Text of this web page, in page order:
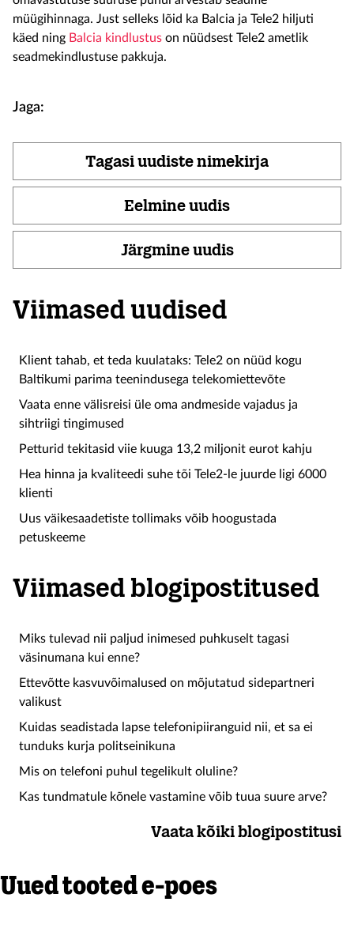
müügihinnaga. Just selleks lõid ka Balcia ja Tele2 hiljuti
käed ning Balcia kindlustus on nüüdsest Tele2 ametlik
seadmekindlustuse pakkuja.
Jaga:
Tagasi uudiste nimekirja
Eelmine uudis
Järgmine uudis
Viimased uudised
Klient tahab, et teda kuulataks: Tele2 on nüüd kogu
Baltikumi parima teenindusega telekomiettevõte
Vaata enne välisreisi üle oma andmeside vajadus ja
sihtriigi tingimused
Petturid tekitasid viie kuuga 13,2 miljonit eurot kahju
Hea hinna ja kvaliteedi suhe tõi Tele2-le juurde ligi 6000
klienti
Uus väikesaadetiste tollimaks võib hoogustada
petuskeeme
Viimased blogipostitused
Miks tulevad nii paljud inimesed puhkuselt tagasi
väsinumana kui enne?
Ettevõtte kasvuvõimalused on mõjutatud sidepartneri
valikust
Kuidas seadistada lapse telefonipiiranguid nii, et sa ei
tunduks kurja politseinikuna
Mis on telefoni puhul tegelikult oluline?
Kas tundmatule kõnele vastamine võib tuua suure arve?
Vaata kõiki blogipostitusi
Uued tooted e-poes